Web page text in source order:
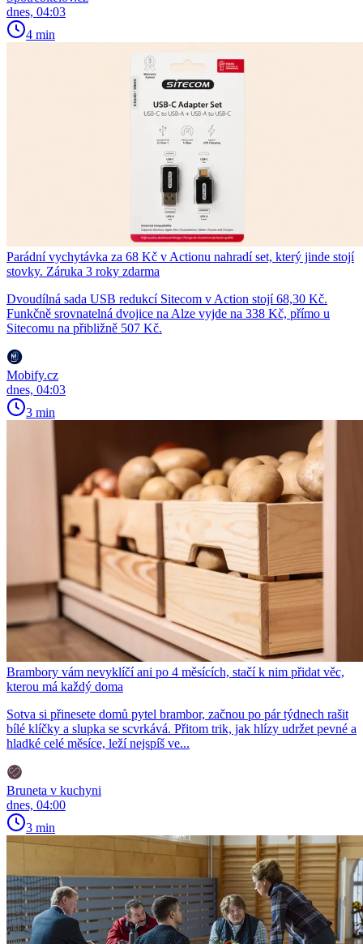
dnes, 04:03
4 min
Parádní vychytávka za 68 Kč v Actionu nahradí set, který jinde stojí
stovky. Záruka 3 roky zdarma
Dvoudílná sada USB redukcí Sitecom v Action stojí 68,30 Kč.
Funkčně srovnatelná dvojice na Alze vyjde na 338 Kč, přímo u
Sitecomu na přibližně 507 Kč.
Mobify.cz
dnes, 04:03
3 min
Brambory vám nevyklíčí ani po 4 měsících, stačí k nim přidat věc,
kterou má každý doma
Sotva si přinesete domů pytel brambor, začnou po pár týdnech rašit
bílé klíčky a slupka se scvrkává. Přitom trik, jak hlízy udržet pevné a
hladké celé měsíce, leží nejspíš ve...
Bruneta v kuchyni
dnes, 04:00
3 min